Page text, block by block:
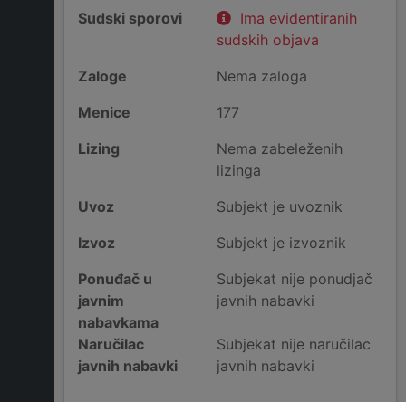
Sudski sporovi
Ima evidentiranih
sudskih objava
Zaloge
Nema zaloga
Menice
177
Lizing
Nema zabeleženih
lizinga
Uvoz
Subjekt je uvoznik
Izvoz
Subjekt je izvoznik
Ponuđač u
javnim
nabavkama
Subjekat nije ponudjač
javnih nabavki
Naručilac
javnih nabavki
Subjekat nije naručilac
javnih nabavki